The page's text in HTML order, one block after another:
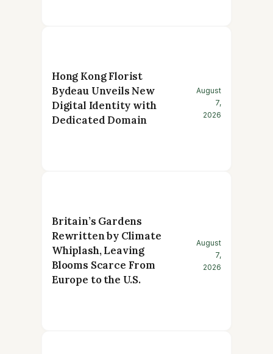
Hong Kong Florist
Bydeau Unveils New
Digital Identity with
Dedicated Domain
August
7,
2026
Britain’s Gardens
Rewritten by Climate
Whiplash, Leaving
Blooms Scarce From
Europe to the U.S.
August
7,
2026